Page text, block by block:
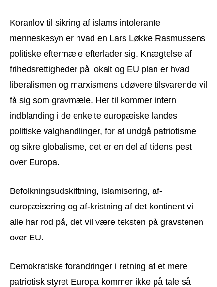
Koranlov til sikring af islams intolerante
menneskesyn er hvad en Lars Løkke Rasmussens
politiske eftermæle efterlader sig. Knægtelse af
frihedsrettigheder på lokalt og EU plan er hvad
liberalismen og marxismens udøvere tilsvarende vil
få sig som gravmæle. Her til kommer intern
indblanding i de enkelte europæiske landes
politiske valghandlinger, for at undgå patriotisme
og sikre globalisme, det er en del af tidens pest
over Europa.
Befolkningsudskiftning, islamisering, af-
europæisering og af-kristning af det kontinent vi
alle har rod på, det vil være teksten på gravstenen
over EU.
Demokratiske forandringer i retning af et mere
patriotisk styret Europa kommer ikke på tale så